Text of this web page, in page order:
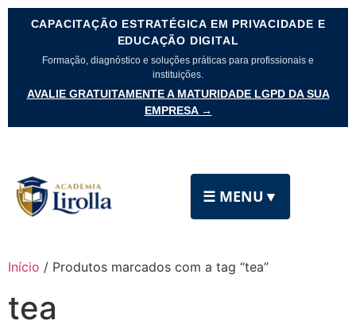
CAPACITAÇÃO ESTRATÉGICA EM PRIVACIDADE E
EDUCAÇÃO DIGITAL
Formação, diagnóstico e soluções práticas para profissionais e
instituições.
AVALIE GRATUITAMENTE A MATURIDADE LGPD DA SUA
EMPRESA →
☰ MENU ▼
Início / Produtos marcados com a tag “tea”
tea